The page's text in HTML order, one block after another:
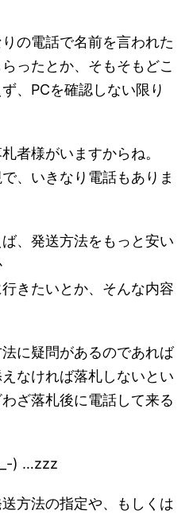
の電話で名前を言われた
ったとか、そもそもどこ
、PCを確認しない限り
者様がいますからね。
、いきなり電話もありま
、発送方法をもっと安い
きたいとか、そんな内容
に疑問があるのであれば
なければ落札しないとい
ざ落札後に電話して来る
_-) …zzz
方法の指定や、もしくは